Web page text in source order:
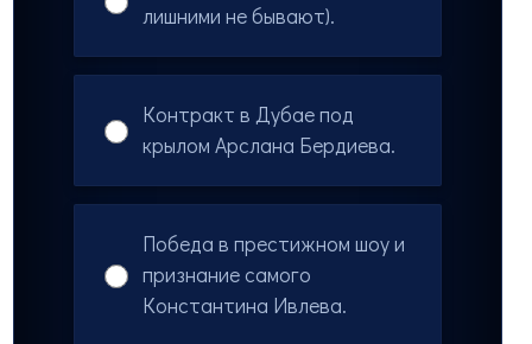
лишними не бывают).
Контракт в Дубае под
крылом Арслана Бердиева.
Победа в престижном шоу и
признание самого
Константина Ивлева.